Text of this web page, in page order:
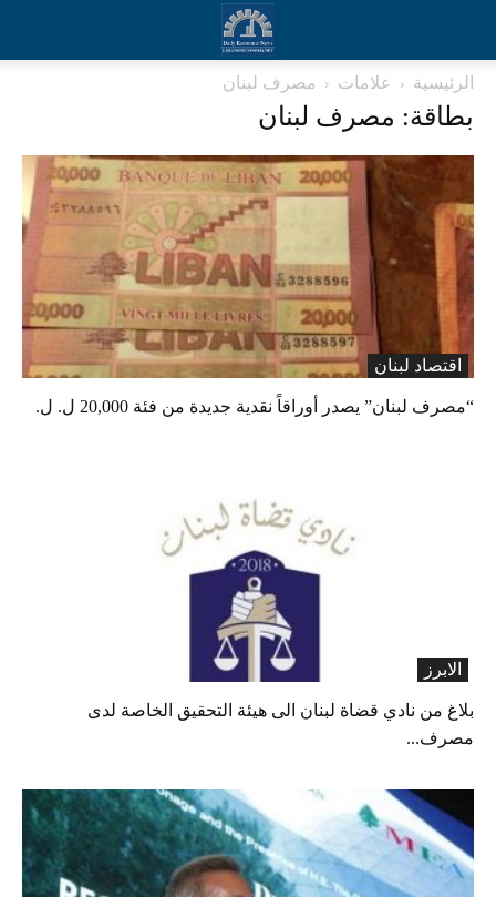
الرئيسية علامات مصرف لبنان
بطاقة: مصرف لبنان
اقتصاد لبنان
“مصرف لبنان” يصدر أوراقاً نقدية جديدة من فئة 20,000 ل. ل.
الابرز
بلاغ من نادي قضاة لبنان الى هيئة التحقيق الخاصة لدى
مصرف...